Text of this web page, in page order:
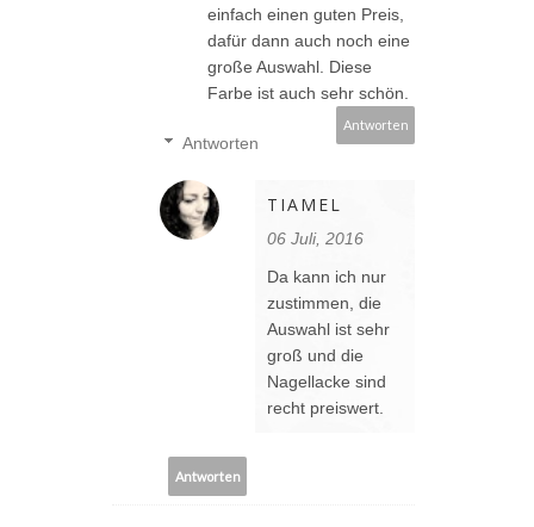
einfach einen guten Preis,
dafür dann auch noch eine
große Auswahl. Diese
Farbe ist auch sehr schön.
Antworten
Antworten
TIAMEL
06 Juli, 2016
Da kann ich nur
zustimmen, die
Auswahl ist sehr
groß und die
Nagellacke sind
recht preiswert.
Antworten